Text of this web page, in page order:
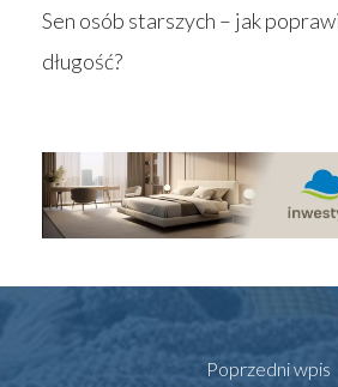
Sen osób starszych – jak
długość?
Poprzedni wpis